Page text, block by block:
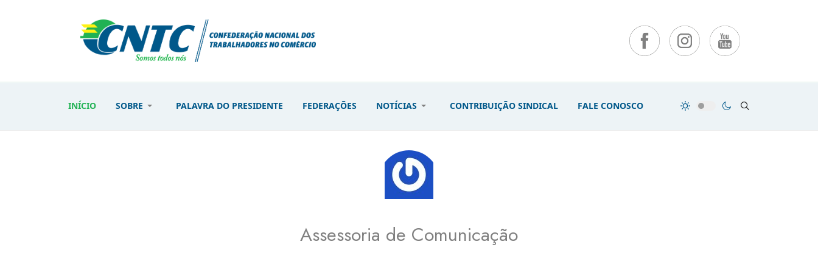
INÍCIO SOBRE PALAVRA DO PRESIDENTE FEDERAÇÕES NOTÍCIAS CONTRIBUIÇÃO SINDICAL FALE CONOSCO
Assessoria de Comunicação